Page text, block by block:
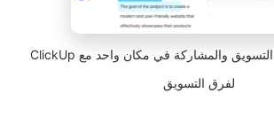
تخطيط وتتبع جهود التسويق والمشاركة في مكان واحد مع ClickUp
لفرق التسويق